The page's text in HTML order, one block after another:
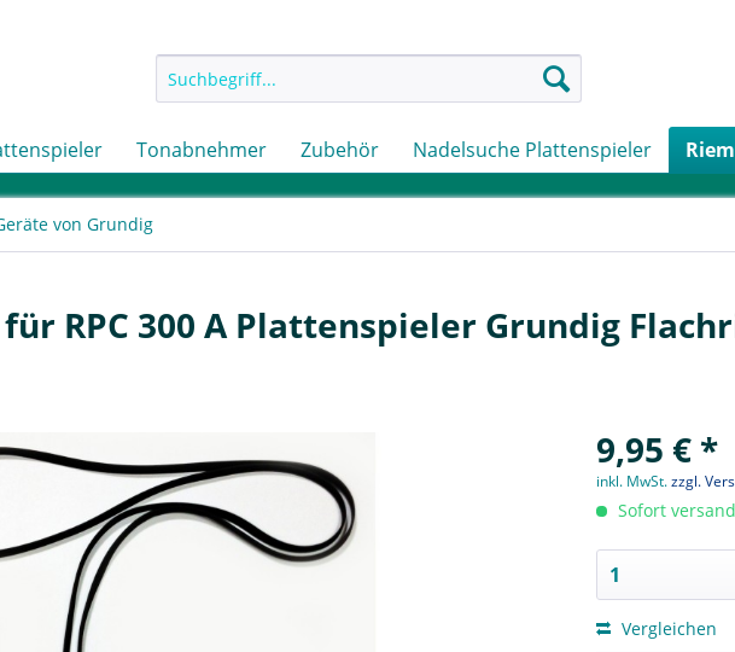
Tonabnehmer Zubehör Nadelsuche Plattenspieler
von Grundig
RPC 300 A Plattenspieler Grundig
9,95 € *
inkl. MwSt.zzgl.
Sofort
Vergleichen